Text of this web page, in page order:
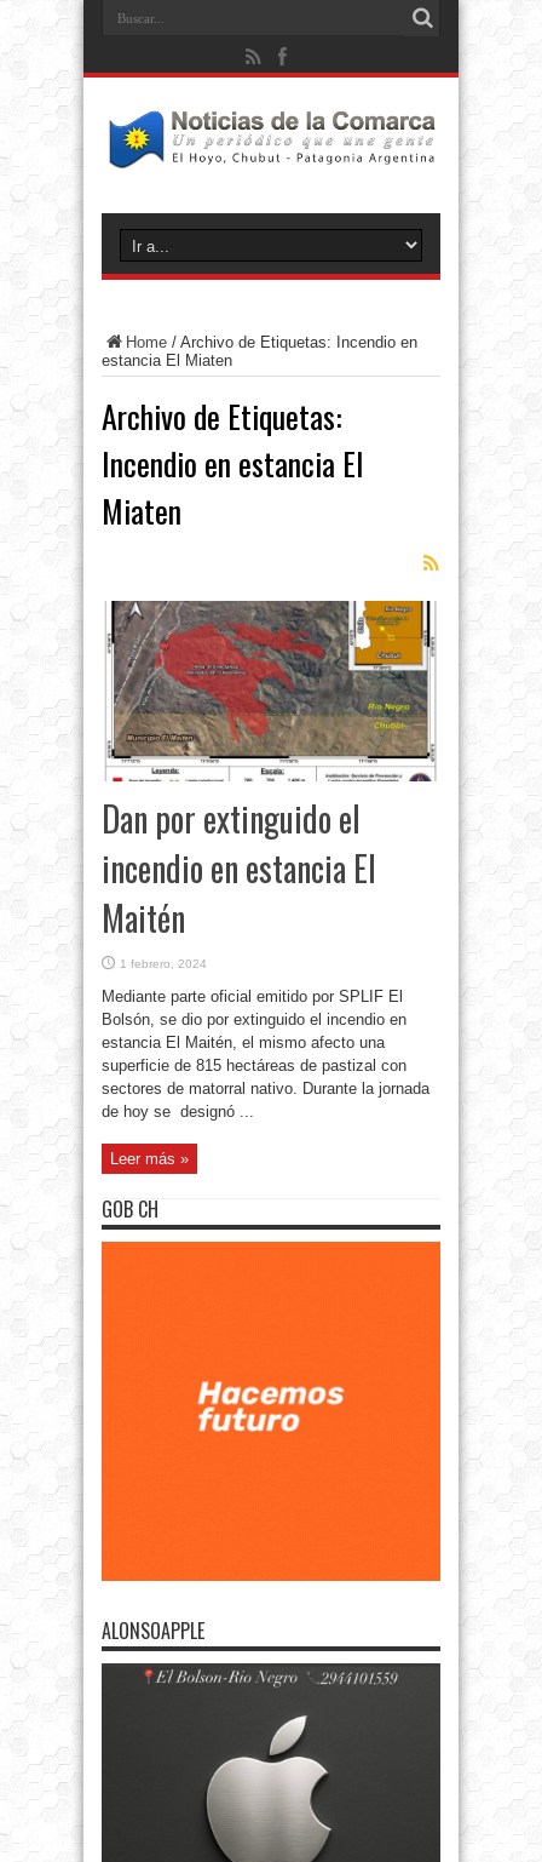
Home / Archivo de Etiquetas: Incendio en
estancia El Miaten
Archivo de Etiquetas:
Incendio en estancia El
Miaten
Dan por extinguido el
incendio en estancia El
Maitén
1 febrero, 2024
Mediante parte oficial emitido por SPLIF El
Bolsón, se dio por extinguido el incendio en
estancia El Maitén, el mismo afecto una
superficie de 815 hectáreas de pastizal con
sectores de matorral nativo. Durante la jornada
de hoy se designó ...
Leer más »
GOB CH
ALONSOAPPLE